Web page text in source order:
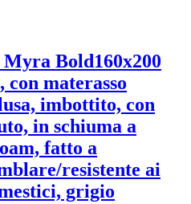
Bold160x200
con materasso
imbottito, con
in schiuma a
fatto a
resistente ai
grigio